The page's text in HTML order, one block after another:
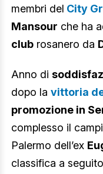
membri del City
Mansour che ha
club rosanero da
Anno di
dopo la vittoria
promozione in
complesso il
Palermo dell’ex
classifica a